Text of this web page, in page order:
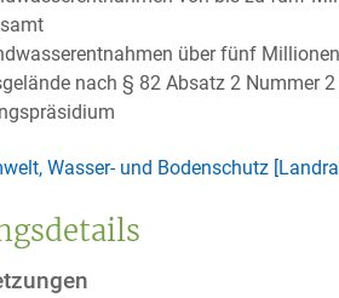
über fünf
nach § 82 Absatz 2 Nummer
Wasser- und Bodenschutz